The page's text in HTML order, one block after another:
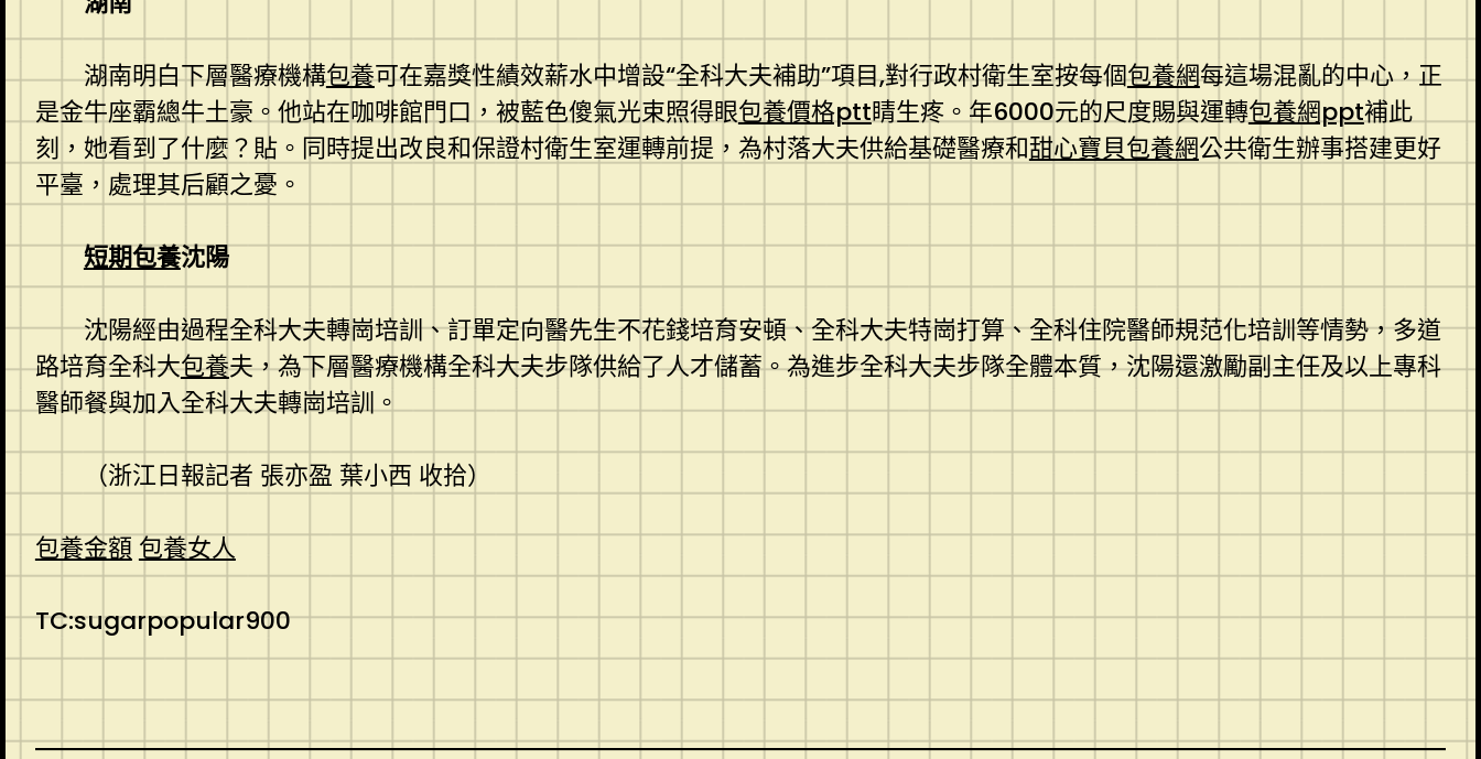
湖南明白下層醫療機構包養可在嘉獎性績效薪水中增設“全科大夫補助”項目,對行政村衛生室按每個包養網每這場混亂的中心，正
是金牛座霸總牛土豪。他站在咖啡館門口，被藍色傻氣光束照得眼包養價格ptt睛生疼。年6000元的尺度賜與運轉包養網ppt補此
刻，她看到了什麼？貼。同時提出改良和保證村衛生室運轉前提，為村落大夫供給基礎醫療和甜心寶貝包養網公共衛生辦事搭建更好
平臺，處理其后顧之憂。
短期包養沈陽
沈陽經由過程全科大夫轉崗培訓、訂單定向醫先生不花錢培育安頓、全科大夫特崗打算、全科住院醫師規范化培訓等情勢，多道
路培育全科大包養夫，為下層醫療機構全科大夫步隊供給了人才儲蓄。為進步全科大夫步隊全體本質，沈陽還激勵副主任及以上專科
醫師餐與加入全科大夫轉崗培訓。
（浙江日報記者 張亦盈 葉小西 收拾）
包養金額 包養女人
TC:sugarpopular900